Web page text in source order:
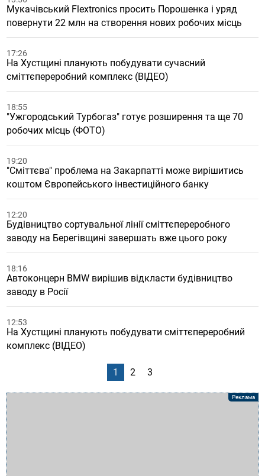
Мукачівський Flextronics просить Порошенка і уряд
повернути 22 млн на створення нових робочих місць
17:26
На Хустщині планують побудувати сучасний
сміттєпереробний комплекс (ВІДЕО)
18:55
"Ужгородський Турбогаз" готує розширення та ще 70
робочих місць (ФОТО)
19:20
"Сміттєва" проблема на Закарпатті може вирішитись
коштом Європейського інвестиційного банку
12:20
Будівництво сортувальної лінії сміттєпереробного
заводу на Берегівщині завершать вже цього року
18:16
Автоконцерн BMW вирішив відкласти будівництво
заводу в Росії
12:53
На Хустщині планують побудувати сміттєпереробний
комплекс (ВІДЕО)
1 2 3